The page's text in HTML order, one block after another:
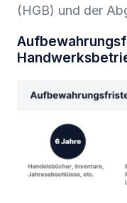
(HGB) und der